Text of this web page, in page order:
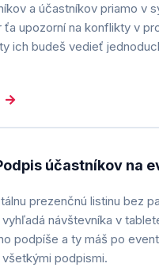
a účastníkov priamo v
ťa upozorní na konflikty v
ich budeš vedieť
účastníkov na
prezenčnú listinu bez
návštevníka v
podpíše a ty máš po
podpismi.